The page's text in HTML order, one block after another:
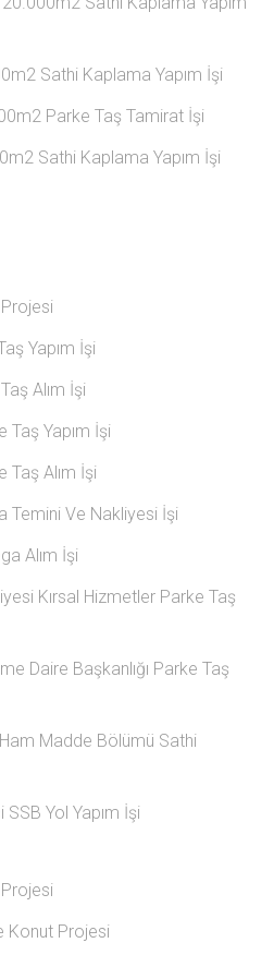
Sathi Kaplama Yapım İşi
Parke Taş Tamirat İşi
Sathi Kaplama Yapım İşi
Yapım İşi
Alım İşi
Taş Yapım İşi
Taş Alım İşi
Temini Ve Nakliyesi İşi
Alım İşi
Kırsal Hizmetler Parke Taş
Daire Başkanlığı Parke Taş
Madde Bölümü Sathi
Yol Yapım İşi
Konut Projesi